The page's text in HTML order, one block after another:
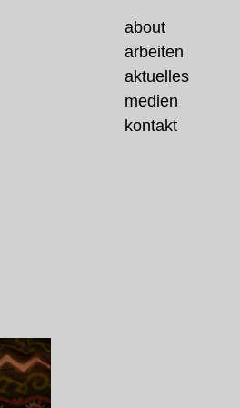
about
arbeiten
aktuelles
medien
kontakt